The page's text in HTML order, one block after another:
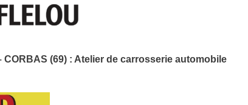
CORBAS (69) : Atelier de carrosserie automobile